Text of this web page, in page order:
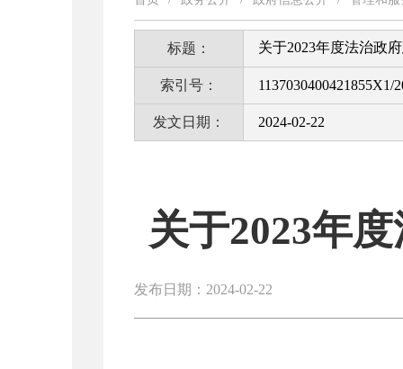
标题： 关于2023年度法治政
索引号： 1137030400421855X1/
发文日期： 2024-02-22
关于2023年
发布日期：2024-02-22